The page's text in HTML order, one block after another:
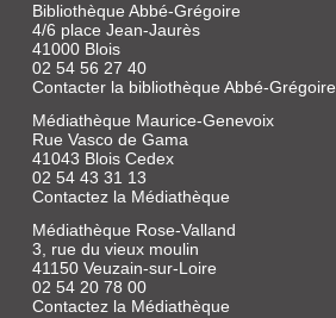
Bibliothèque Abbé-Grégoire
4/6 place Jean-Jaurès
41000 Blois
02 54 56 27 40
Contacter la bibliothèque Abbé-Grégoire
Médiathèque Maurice-Genevoix
Rue Vasco de Gama
41043 Blois Cedex
02 54 43 31 13
Contactez la Médiathèque
Médiathèque Rose-Valland
3, rue du vieux moulin
41150 Veuzain-sur-Loire
02 54 20 78 00
Contactez la Médiathèque